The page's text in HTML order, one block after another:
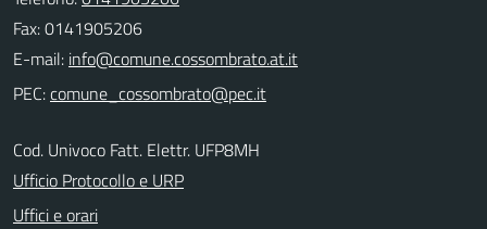
Fax: 0141905206
E-mail:
PEC:
Cod. Univoco Fatt. Elettr. UFP8MH
Ufficio Protocollo e URP
Uffici e orari